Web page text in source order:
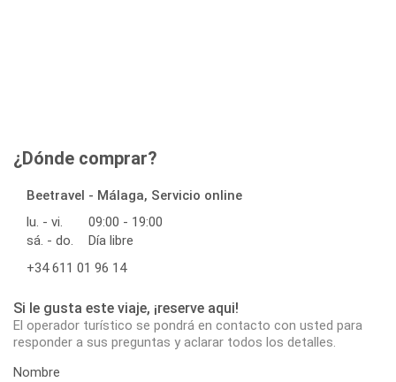
¿Dónde comprar?
Beetravel - Málaga, Servicio online
lu. - vi.
09:00 - 19:00
sá. - do.
Día libre
+34 611 01 96 14
Si le gusta este viaje, ¡reserve aqui!
El operador turístico se pondrá en contacto con usted para
responder a sus preguntas y aclarar todos los detalles.
Nombre